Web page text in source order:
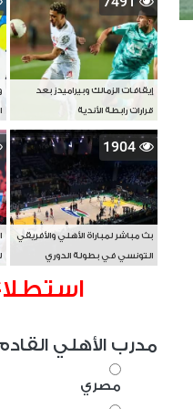
إيقافات الزمالك وبيراميدز بعد
قرارات رابطة الأندية
1904
بث مباشر لمباراة الأهلي والأفريقي
التونسي في بطولة الدوري
مدرب الأهلي
مصري